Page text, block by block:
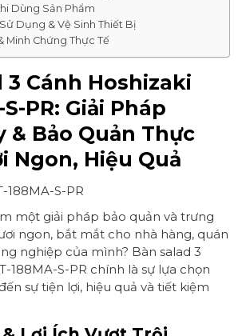
Dùng Sản Phẩm
Dụng & Vệ Sinh Thiết Bị
Minh Chứng Thực Tế
3 Cánh Hoshizaki
S-PR: Giải Pháp
& Bảo Quản Thực
Ngon, Hiệu Quả
188MA-S-PR
một giải pháp bảo quản và trưng
ngon, bắt mắt cho nhà hàng, quán
nghiệp của mình? Bàn salad 3
188MA-S-PR chính là sự lựa chọn
sự tiện lợi, hiệu quả và tiết kiệm